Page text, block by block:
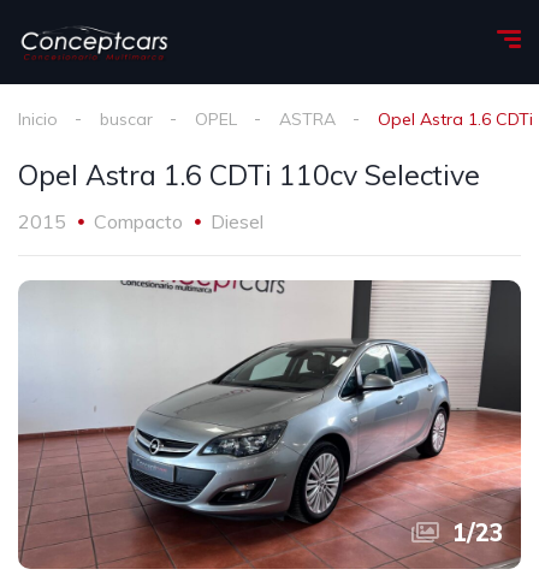
Inicio buscar OPEL ASTRA Opel Astra 1.6 CDTi
Opel Astra 1.6 CDTi 110cv Selective
2015 Compacto Diesel
1/23